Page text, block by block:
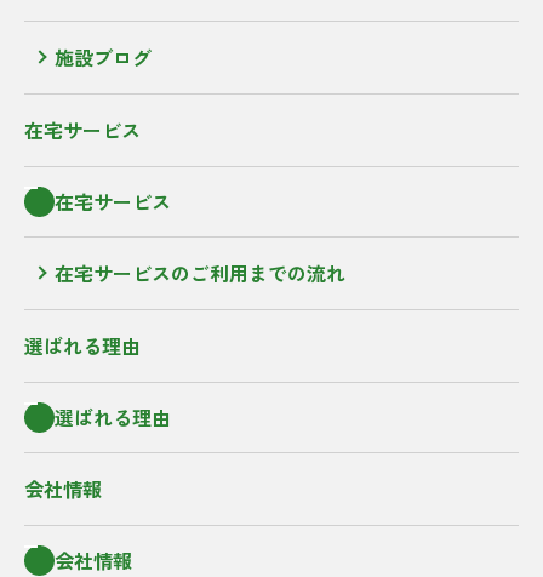
施設ブログ
在宅サービス
在宅サービス
在宅サービスのご利用までの流れ
選ばれる理由
選ばれる理由
会社情報
会社情報